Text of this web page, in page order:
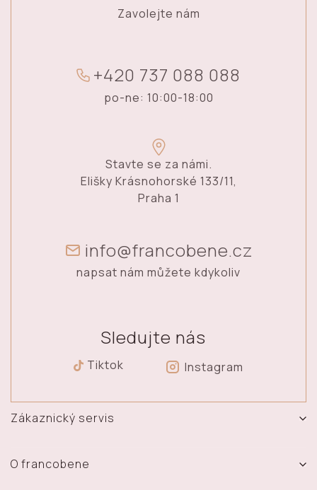
Zavolejte nám
+420 737 088 088
po-ne: 10:00-18:00
Stavte se za námi.
Elišky Krásnohorské 133/11,
Praha 1
info@francobene.cz
napsat nám můžete kdykoliv
Sledujte nás
Tiktok Instagram
Zákaznický servis
Doprava a platba
O francobene